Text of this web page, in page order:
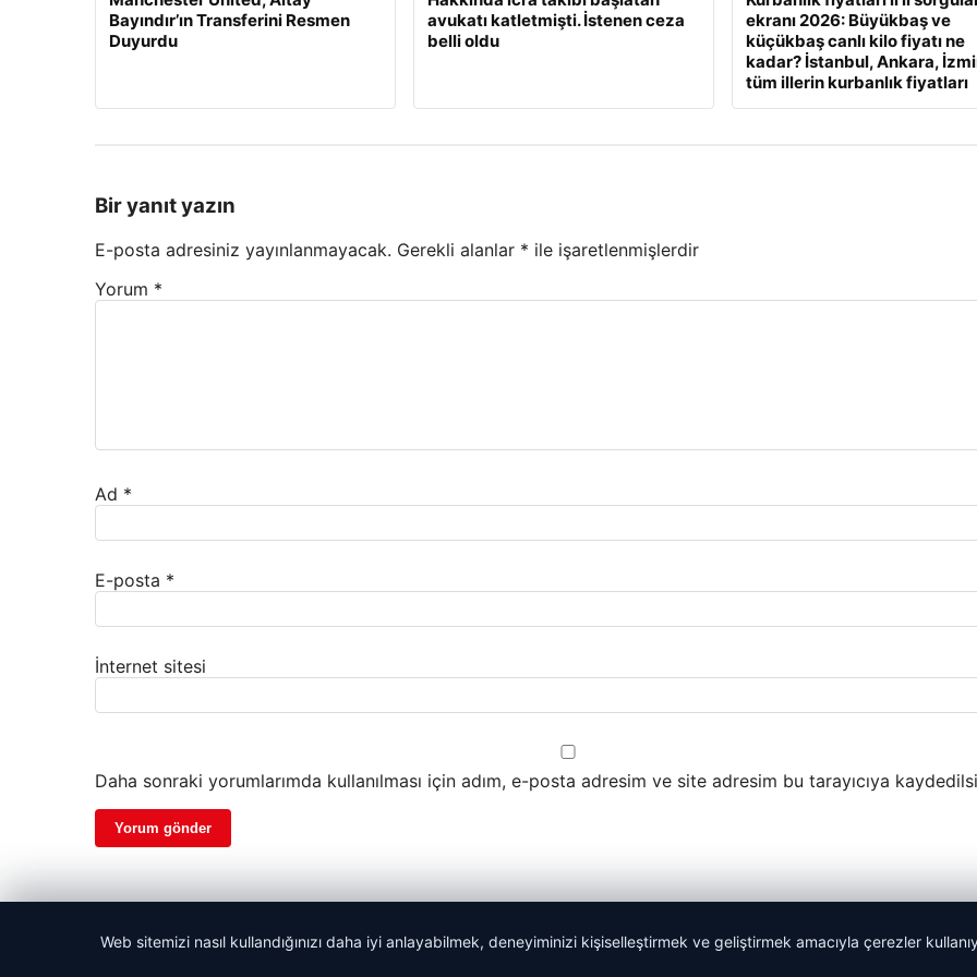
Bayındır’ın Transferini Resmen
Duyurdu
avukatı katletmişti. İstenen ceza
belli oldu
ekranı 2026: Büyükbaş ve
küçükbaş canlı kilo fiyatı ne
kadar? İstanbul, Ankara,
tüm illerin kurbanlık fiyatları
Bir yanıt yazın
E-posta adresiniz yayınlanmayacak. Gerekli alanlar * ile işaretlenmişlerdir
Yorum *
Ad *
E-posta *
İnternet sitesi
Daha sonraki yorumlarımda kullanılması için adım, e-posta adresim ve site adresim bu tarayıcıya
© 2026 Son Dakika Web | Güncel Haberler
Web sitemizi nasıl kullandığınızı daha iyi anlayabilmek, deneyiminizi kişiselleştirmek ve geliştirmek amacıyla çerezler